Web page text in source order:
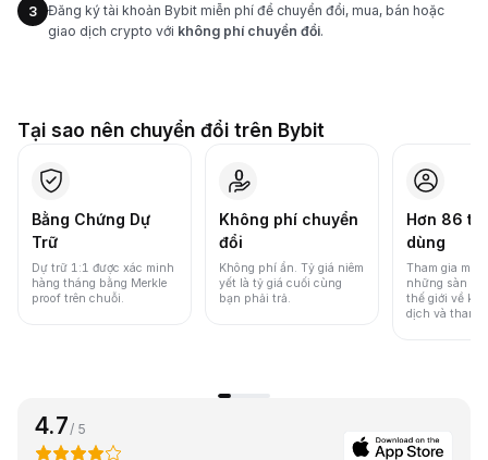
3
Đăng ký tài khoản Bybit miễn phí để chuyển đổi, mua, bán hoặc
giao dịch crypto với không phí chuyển đổi.
Tại sao nên chuyển đổi trên Bybit
Bằng Chứng Dự
Trữ
Dự trữ 1:1 được xác minh
hàng tháng bằng Merkle
proof trên chuỗi.
Không phí chuyển
đổi
Không phí ẩn. Tỷ giá niêm
yết là tỷ giá cuối cùng
bạn phải trả.
Hơn 86
dùng
Tham gia một
những sàn
thế giới về
dịch và thanh
4.7 / 5